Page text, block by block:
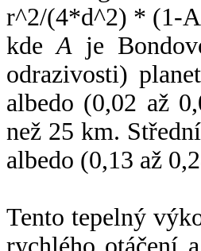
kdeA je
odrazivosti)
albedo (0,02 až
než 25 km.
albedo (0,13 až
Tento tepelný